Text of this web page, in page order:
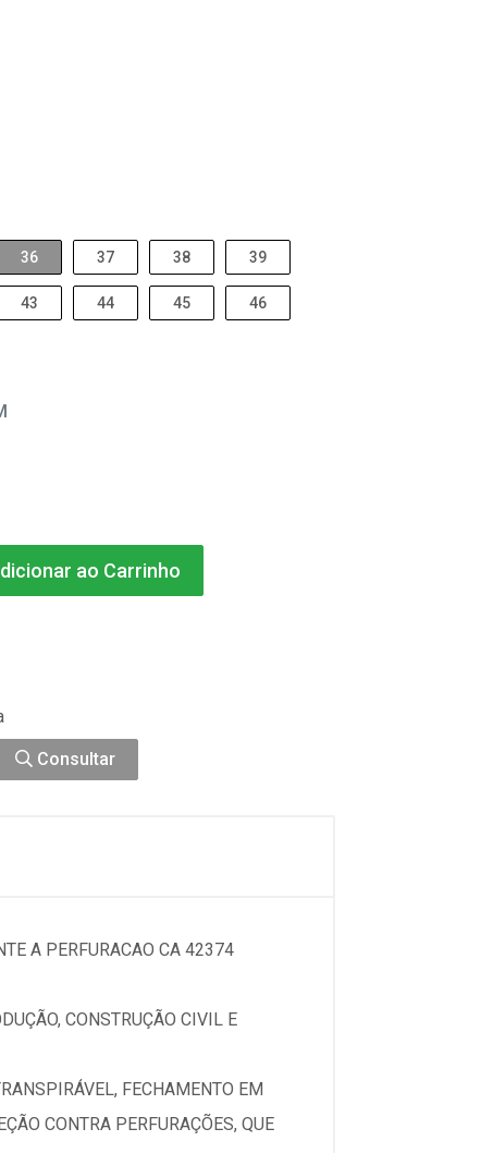
36 37 38 39
43 44 45 46
ao Carrinho
Consultar
A PERFURACAO CA 42374
CONSTRUÇÃO CIVIL E
FECHAMENTO EM
CONTRA PERFURAÇÕES, QUE